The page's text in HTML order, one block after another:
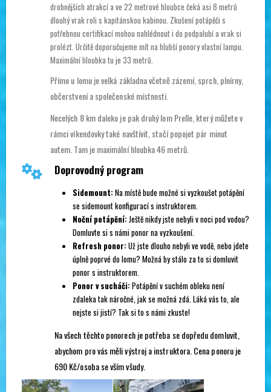
drobnějších atrakcí a ve 22 metrové hloubce čeká asi 8 metrů
dlouhý vrak roli s kapitánskou kabinou. Zkušení potápěči s
potřebnou certifikací mohou nahlédnout i do podpalubí a vrak si
prolézt. Určitě doporučujeme mít na hlubší ponory vlastní lampu.
Maximální hloubka tu je 33 metrů.
Přímo u lomu je velká základna včetně zázemí, sprch, plnírny,
občerstvení a společenské místnosti.
Necelých 8 km daleko je pak druhý lom Prelle, který můžete v
rámci víkendovky také navštívit, stačí popojet pár minut
autem. Tam je maximální hloubka 46 metrů.
Doprovodný program
Sidemount:Na místě bude možné si vyzkoušet potápění
se sidemount konfigurací s instruktorem.
Noční potápění:Ještě nikdy jste nebyli v noci pod vodou?
Domluvte si s námi ponor na vyzkoušení.
Refresh ponor:Už jste dlouho nebyli ve vodě, nebo jdete
úplně poprvé do lomu? Možná by stálo za to si domluvit
ponor s instruktorem.
Ponor v sucháči:Potápění v suchém obleku není
zdaleka tak náročné, jak se možná zdá. Láká vás to, ale
nejste si jistí? Tak si to s námi zkuste!
Na všech těchto ponorech je potřeba se dopředu domluvit,
abychom pro vás měli výstroj a instruktora. Cena ponoru je
690 Kč/osoba se vším všudy.